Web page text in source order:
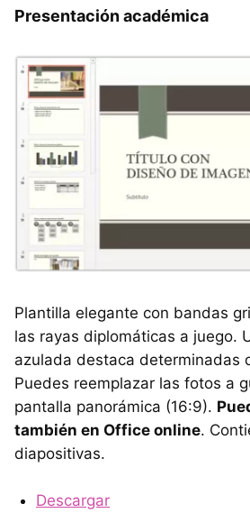
Presentación académica
Plantilla elegante con bandas
las rayas diplomáticas a juego.
azulada destaca determinadas
Puedes reemplazar las fotos a
pantalla panorámica (16:9).
también en Office online.
diapositivas.
Descargar